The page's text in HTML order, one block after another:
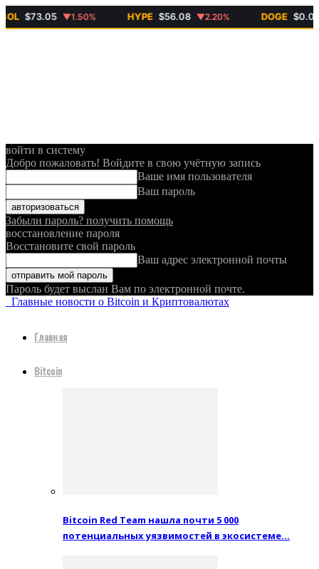
$73.05 ▼1.50% HYPE $56.08 ▼2.20% DOGE $0.069
войти в систему
Добро пожаловать! Войдите в свою учётную запись
Ваше имя пользователя
Ваш пароль
Забыли пароль? получить помощь
восстановление пароля
Восстановите свой пароль
Ваш адрес электронной почты
Пароль будет выслан Вам по электронной почте.
Главные новости о Bitcoin и Криптовалютах
Главная
Bitcoin
Bitcoin Red Team нашла почти 5 000
потенциальных уязвимостей в экосистеме…